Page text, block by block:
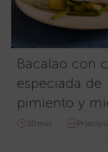
Bacalao con
especiada de
pimiento y
30 min